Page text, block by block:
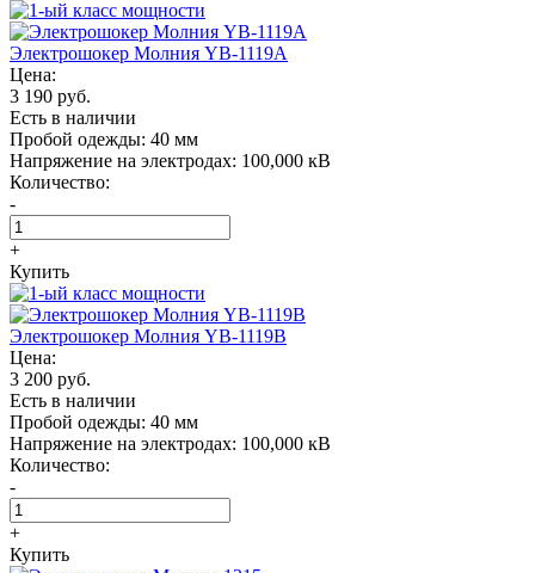
Электрошокер Молния YB-1119A
Цена:
3 190 руб.
Есть в наличии
Пробой одежды: 40 мм
Напряжение на электродах: 100,000 кВ
Количество:
-
+
Купить
Электрошокер Молния YB-1119B
Цена:
3 200 руб.
Есть в наличии
Пробой одежды: 40 мм
Напряжение на электродах: 100,000 кВ
Количество:
-
+
Купить